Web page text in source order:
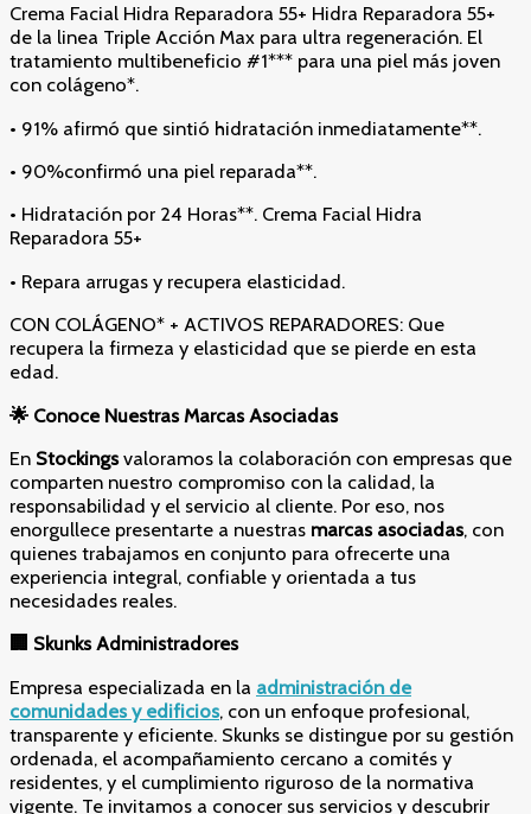
Crema Facial Hidra Reparadora 55+ Hidra Reparadora 55+
de la linea Triple Acción Max para ultra regeneración. El
tratamiento multibeneficio #1*** para una piel más joven
con colágeno*.
• 91% afirmó que sintió hidratación inmediatamente**.
• 90%confirmó una piel reparada**.
• Hidratación por 24 Horas**. Crema Facial Hidra
Reparadora 55+
• Repara arrugas y recupera elasticidad.
CON COLÁGENO* + ACTIVOS REPARADORES: Que
recupera la firmeza y elasticidad que se pierde en esta
edad.
🌟 Conoce Nuestras Marcas Asociadas
En Stockingsvaloramos la colaboración con empresas que
comparten nuestro compromiso con la calidad, la
responsabilidad y el servicio al cliente. Por eso, nos
enorgullece presentarte a nuestras marcas asociadas, con
quienes trabajamos en conjunto para ofrecerte una
experiencia integral, confiable y orientada a tus
necesidades reales.
🏢 Skunks Administradores
Empresa especializada en la administración de
comunidades y edificios, con un enfoque profesional,
transparente y eficiente. Skunks se distingue por su gestión
ordenada, el acompañamiento cercano a comités y
residentes, y el cumplimiento riguroso de la normativa
vigente. Te invitamos a conocer sus servicios y descubrir